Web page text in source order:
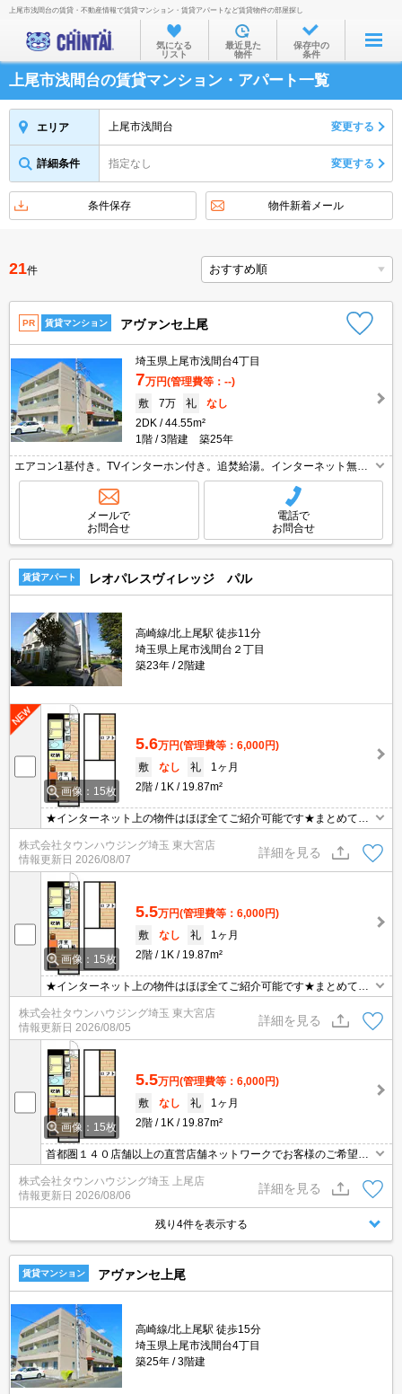
お部屋を探す
沿線・駅から
住所から
物件特集から
不動産会社から
TOP
上尾市浅間台の賃貸・不動産情報で賃貸マンション・賃貸アパートなど賃貸物件の部屋探し
気になる
リスト
最近見た
物件
保存中の
条件
上尾市浅間台の賃貸マンション・アパート一覧
エリア 上尾市浅間台 変更する
詳細条件 指定なし 変更する
条件保存 物件新着メール
21件
PR 賃貸マンション アヴァンセ上尾
埼玉県上尾市浅間台4丁目
7万円(管理費等：--)
敷
7万 礼
なし
2DK
44.55m²
1階
3階建 築25年
エアコン1基付き。TVインターホン付き。追焚給湯。インターネット無
料。礼金なし。洗面化粧台付き。角部屋。クローゼット付。バルコニー。
初期費用カード払い可。
メールで
お問合せ
電話で
お問合せ
賃貸アパート レオパレスヴィレッジ パル
高崎線/北上尾駅 徒歩11分
埼玉県上尾市浅間台２丁目
築23年
2階建
画像：15枚
5.6万円(管理費等：6,000円)
敷
なし 礼
1ヶ月
2階
1K 19.87m²
★インターネット上の物件はほぼ全てご紹介可能です★まとめてご
紹介致します★お部屋探しは情報量地域No１の★タウンハウジング
東大宮店まで★
株式会社タウンハウジング埼玉 東大宮店
情報更新日 2026/08/07
詳細を見る
画像：15枚
5.5万円(管理費等：6,000円)
敷
なし 礼
1ヶ月
2階
1K 19.87m²
★インターネット上の物件はほぼ全てご紹介可能です★まとめてご
紹介致します★お部屋探しは情報量地域No１の★タウンハウジング
東大宮店まで★
株式会社タウンハウジング埼玉 東大宮店
情報更新日 2026/08/05
詳細を見る
画像：15枚
5.5万円(管理費等：6,000円)
敷
なし 礼
1ヶ月
2階
1K 19.87m²
首都圏１４０店舗以上の直営店舗ネットワークでお客様のご希望に
合ったお部屋をお探しさせて頂きます☆賃貸市場に出ている情報を
まとめてご紹介☆何でもご相談下さい♪
株式会社タウンハウジング埼玉 上尾店
情報更新日 2026/08/06
詳細を見る
残り4件を表示する
賃貸マンション アヴァンセ上尾
高崎線/北上尾駅 徒歩15分
埼玉県上尾市浅間台4丁目
築25年
3階建